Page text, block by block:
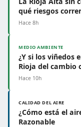
qué riesgos
Hace 8h
MEDIO AMBIENTE
¿Y si los viñedos
Rioja del cambio
Hace 10h
CALIDAD DEL AIRE
¿Cómo está el
Razonable